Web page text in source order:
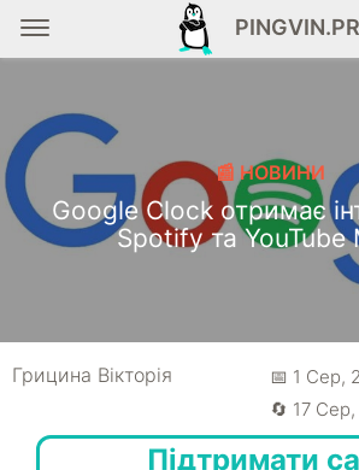
📰 НОВИНИ
Google Clock отримає
Spotify та YouTube
Грицина Вікторія
📅 1 Сер,
🔄 17
Підтримати